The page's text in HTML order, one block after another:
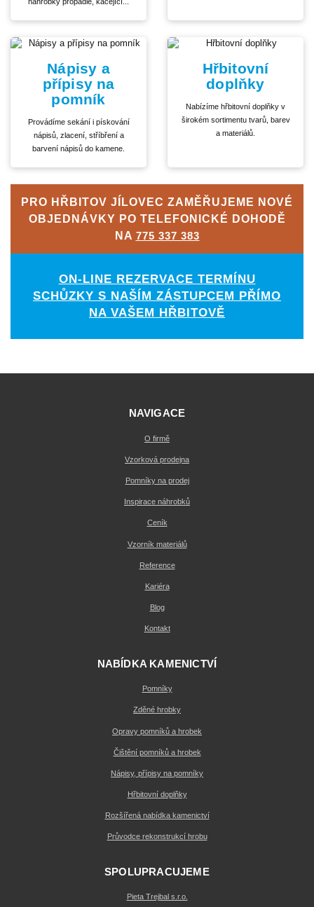
Nápisy a
přípisy na
pomník
Provádíme sekání i pískování
nápisů, zlacení, stříbření a
barvení nápisů do kamene.
Hřbitovní
doplňky
Nabízíme hřbitovní doplňky v
širokém sortimentu tvarů, barev
a materiálů.
PRO HŘBITOV JÍLOVEC ZAMĚŘUJEME NOVÉ
OBJEDNÁVKY PO TELEFONICKÉ DOHODĚ
NA 775 337 383
ON-LINE REZERVACE TERMÍNU
SCHŮZKY S NAŠÍM ZÁSTUPCEM PŘÍMO
NA VAŠEM HŘBITOVĚ
NAVIGACE
O firmě
Vzorková prodejna
Pomníky na prodej
Inspirace náhrobků
Ceník
Vzorník materiálů
Reference
Kariéra
Blog
Kontakt
NABÍDKA KAMENICTVÍ
Pomníky
Zděné hrobky
Opravy pomníků a hrobek
Čištění pomníků a hrobek
Nápisy, přípisy na pomníky
Hřbitovní doplňky
Rozšířená nabídka kamenictví
Průvodce rekonstrukcí hrobu
SPOLUPRACUJEME
Pieta Trejbal s.r.o.